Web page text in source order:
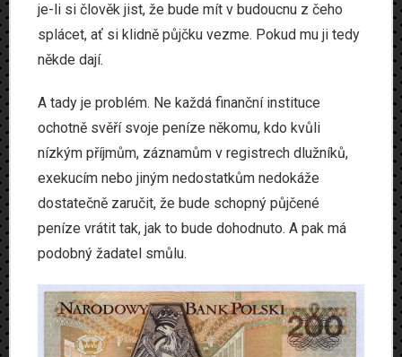
je-li si člověk jist, že bude mít v budoucnu z čeho
splácet, ať si klidně půjčku vezme. Pokud mu ji tedy
někde dají.
A tady je problém. Ne každá finanční instituce
ochotně svěří svoje peníze někomu, kdo kvůli
nízkým příjmům, záznamům v registrech dlužníků,
exekucím nebo jiným nedostatkům nedokáže
dostatečně zaručit, že bude schopný půjčené
peníze vrátit tak, jak to bude dohodnuto. A pak má
podobný žadatel smůlu.